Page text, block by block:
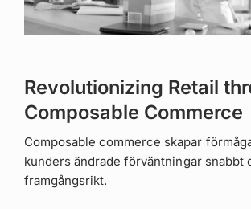
Revolutionizing Retail
Composable Commerce
Composable commerce skapar
kunders ändrade förväntningar snabbt
framgångsrikt.